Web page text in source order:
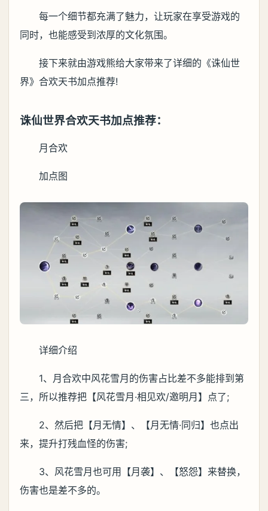
每一个细节都充满了魅力，让玩家在享受游戏的
同时，也能感受到浓厚的文化氛围。
接下来就由游戏熊给大家带来了详细的《诛仙世
界》合欢天书加点推荐!
诛仙世界合欢天书加点推荐：
月合欢
加点图
详细介绍
1、月合欢中风花雪月的伤害占比差不多能排到第
三，所以推荐把【风花雪月·相见欢/邀明月】点了;
2、然后把【月无情】、【月无情·同归】也点出
来，提升打残血怪的伤害;
3、风花雪月也可用【月袭】、【怒怨】来替换，
伤害也是差不多的。